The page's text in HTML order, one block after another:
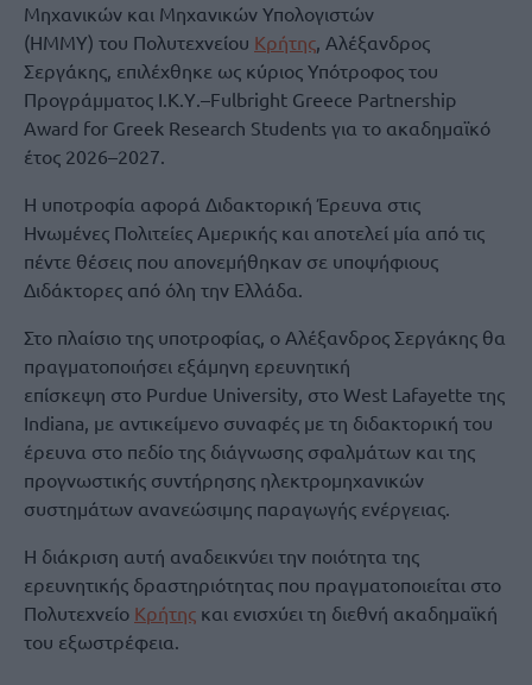
Μηχανικών και Μηχανικών Υπολογιστών
(ΗΜΜΥ) του Πολυτεχνείου Κρήτης, Αλέξανδρος
Σεργάκης, επιλέχθηκε ως κύριος Υπότροφος του
Προγράμματος Ι.Κ.Υ.–Fulbright Greece Partnership
Award for Greek Research Students για το ακαδημαϊκό
έτος 2026–2027.
Η υποτροφία αφορά Διδακτορική Έρευνα στις
Ηνωμένες Πολιτείες Αμερικής και αποτελεί μία από τις
πέντε θέσεις που απονεμήθηκαν σε υποψήφιους
Διδάκτορες από όλη την Ελλάδα.
Στο πλαίσιο της υποτροφίας, ο Αλέξανδρος Σεργάκης θα
πραγματοποιήσει εξάμηνη ερευνητική
επίσκεψη στο Purdue University, στο West Lafayette της
Indiana, με αντικείμενο συναφές με τη διδακτορική του
έρευνα στο πεδίο της διάγνωσης σφαλμάτων και της
προγνωστικής συντήρησης ηλεκτρομηχανικών
συστημάτων ανανεώσιμης παραγωγής ενέργειας.
Η διάκριση αυτή αναδεικνύει την ποιότητα της
ερευνητικής δραστηριότητας που πραγματοποιείται στο
Πολυτεχνείο Κρήτης και ενισχύει τη διεθνή ακαδημαϊκή
του εξωστρέφεια.